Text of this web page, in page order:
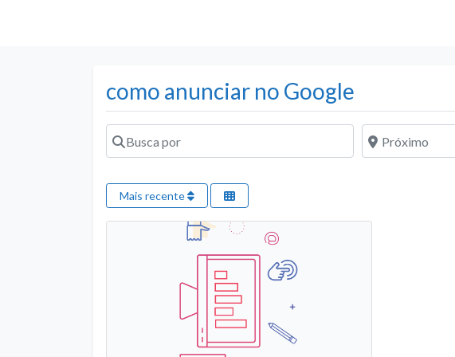
como anunciar no Google
Busca por Próximo
Mais recente